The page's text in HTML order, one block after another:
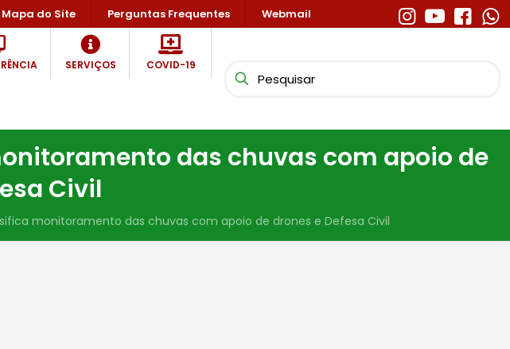
Mapa do Site Perguntas Frequentes Webmail
SERVIÇOS COVID-19
das chuvas com apoio de
Civil
monitoramento das chuvas com apoio de drones e Defesa Civil